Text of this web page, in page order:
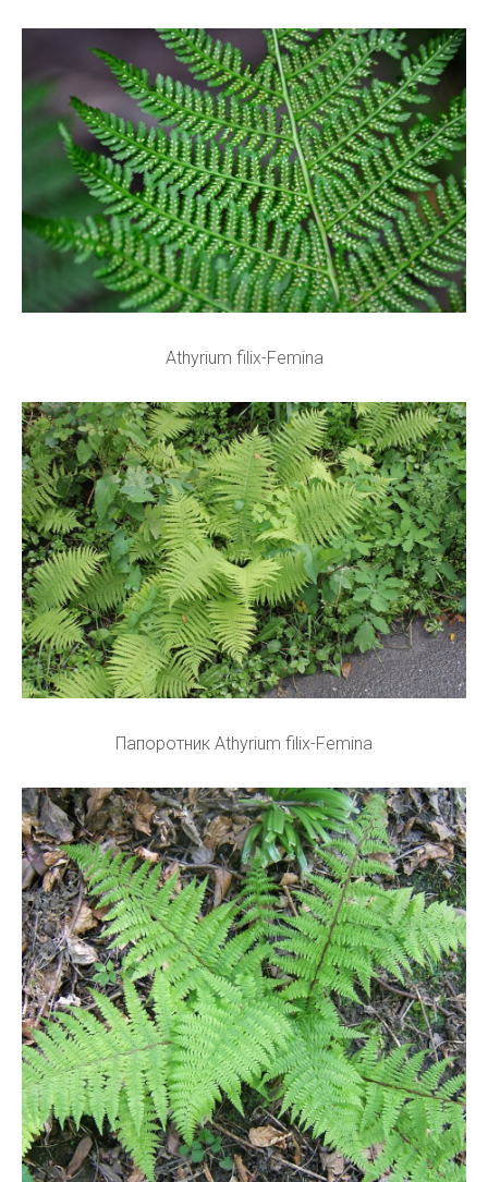
Athyrium filix-Femina
Папоротник Athyrium filix-Femina